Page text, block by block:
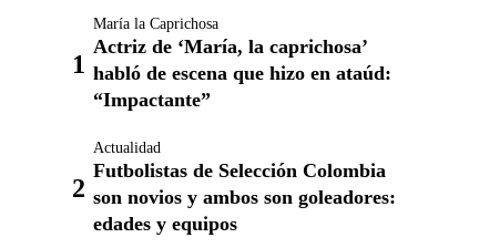
María la Caprichosa
Actriz de ‘María, la caprichosa’
habló de escena que hizo en ataúd:
“Impactante”
Actualidad
Futbolistas de Selección Colombia
son novios y ambos son goleadores:
edades y equipos